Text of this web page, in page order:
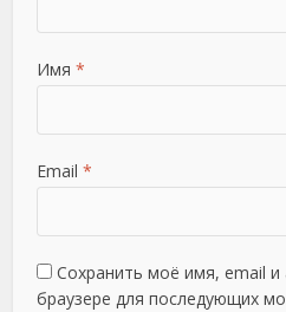
Имя *
Email *
Сохранить моё имя, email и
браузере для последующих